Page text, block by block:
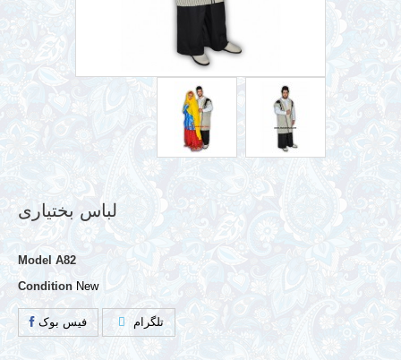
لباس بختیاری
Model A82
Condition New
فیس بوک تلگرام